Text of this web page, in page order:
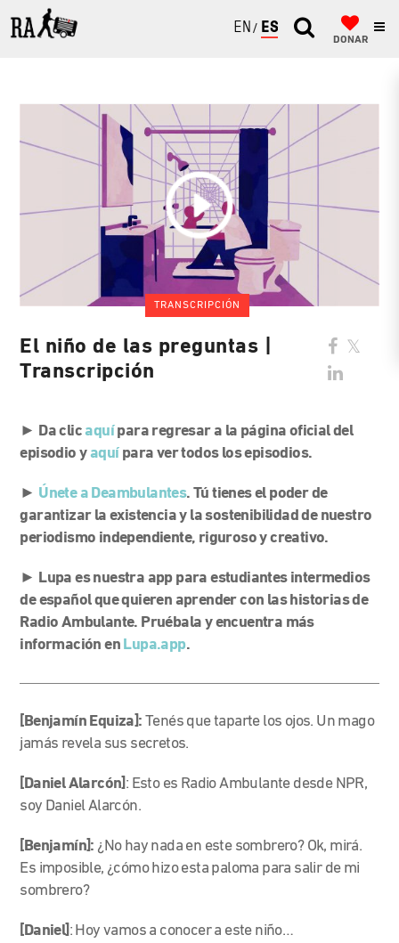
ENGLISH
ESPAÑOL
DONAR
TRANSCRIPCIÓN
El niño de las preguntas |
Transcripción
► Da clicaquípara regresar a la página oficial del
episodio yaquípara ver todos los episodios.
► Únete a Deambulantes. Tú tienes el poder de
garantizar la existencia y la sostenibilidad de nuestro
periodismo independiente, riguroso y creativo.
► Lupa es nuestra app para estudiantes intermedios
de español que quieren aprender con las historias de
Radio Ambulante. Pruébala y encuentra más
información en Lupa.app.
[Benjamín Equiza]:Tenés que taparte los ojos. Un mago
jamás revela sus secretos.
[Daniel Alarcón] : Esto es Radio Ambulante desde NPR,
soy Daniel Alarcón.
[Benjamín]: ¿No hay nada en este sombrero? Ok, mirá.
Es imposible, ¿cómo hizo esta paloma para salir de mi
sombrero?
[Daniel] : Hoy vamos a conocer a este niño…